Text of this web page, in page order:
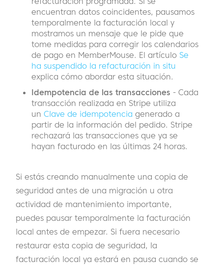
encuentran datos coincidentes, pausamos
temporalmente la facturación local y
mostramos un mensaje que le pide que
tome medidas para corregir los calendarios
de pago en MemberMouse. El artículo Se
ha suspendido la refacturación in situ
explica cómo abordar esta situación.
Idempotencia de las transacciones - Cada
transacción realizada en Stripe utiliza
un Clave de idempotencia generado a
partir de la información del pedido. Stripe
rechazará las transacciones que ya se
hayan facturado en las últimas 24 horas.
Si estás creando manualmente una copia de
seguridad antes de una migración u otra
actividad de mantenimiento importante,
puedes pausar temporalmente la facturación
local antes de empezar. Si fuera necesario
restaurar esta copia de seguridad, la
facturación local ya estará en pausa cuando se